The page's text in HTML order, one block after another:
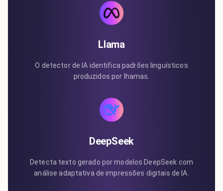
Llama
O detector de IA identifica padrões linguísticos
produzidos por lhamas.
DeepSeek
Detecta texto gerado por modelos DeepSeek com
análise adaptativa de impressões digitais de IA.